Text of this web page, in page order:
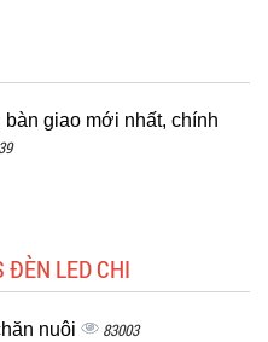
bàn giao mới nhất, chính
ĐÈN LED CHI
nuôi 83003